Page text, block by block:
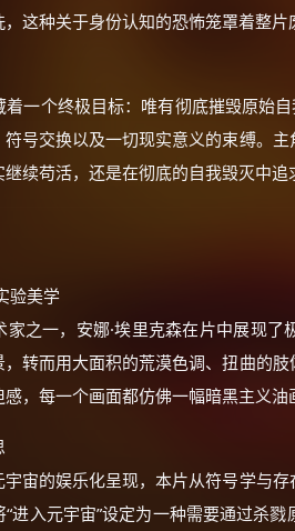
这种关于身份认知的恐怖笼罩着整片
一个终极目标：唯有彻底摧毁原始
号交换以及一切现实意义的束缚。
续苟活，还是在彻底的自我毁灭中追
验美学
之一，安娜·埃里克森在片中展现
转而用大面积的荒漠色调、扭曲的
，每一个画面都仿佛一幅暗黑主义油
宙的娱乐化呈现，本片从符号学与
进入元宇宙”设定为一种需要通过杀